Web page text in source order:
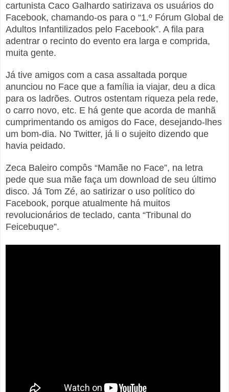
cartunista Caco Galhardo satirizava os usuários do
Facebook, chamando-os para o “1.º Fórum Global de
Adultos Infantilizados pelo Facebook”. A fila para
adentrar o recinto do evento era larga e comprida,
muita gente.
Já tive amigos com a casa assaltada porque
anunciou no Face que a família ia viajar, deu a dica
para os ladrões. Outros ostentam riqueza pela rede,
o carro novo, etc. E há gente que acorda de manhã
cumprimentando os amigos do Face, desejando-lhes
um bom-dia. No Twitter, já li o sujeito dizendo que
havia peidado.
Zeca Baleiro compôs “Mamãe no Face”, na letra
pede que sua mãe faça um download de seu último
disco. Já Tom Zé, ao satirizar o uso político do
Facebook, porque atualmente há muitos
revolucionários de teclado, canta “Tribunal do
Feicebuque”.